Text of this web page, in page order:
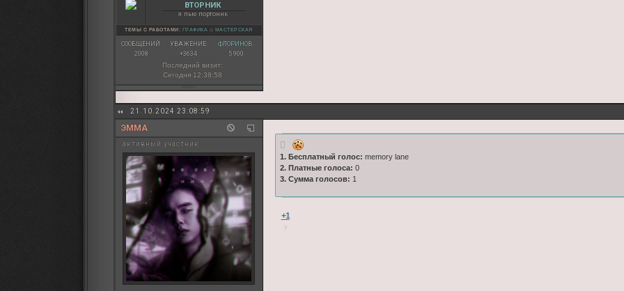
ВТОРНИК
я пью портоник
ТЕМЫ С РАБОТАМИ: ГРАФИКА ◇ МАСТЕРСКАЯ
СООБЩЕНИЙ:
2008
УВАЖЕНИЕ:
+3634
ФЛОРИНОВ:
5 900
Последний визит:
Сегодня 12:38:58
21.10.2024 23:08:59
ЭММА
активный участник
1. Бесплатный голос: memory lane
2. Платные голоса: 0
3. Сумма голосов: 1
+1